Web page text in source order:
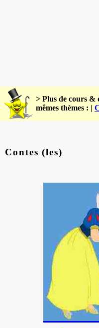
> Plus de cours &
mêmes thèmes : |
Contes (les)